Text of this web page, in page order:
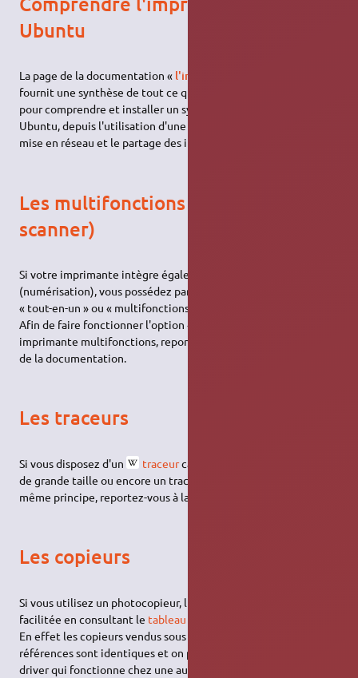
Ubuntu
La page de la documentation « l'impression sous Ubuntu
fournit une synthèse de tout ce qu'il est utile de connaître
pour comprendre et installer un système d'impression sous
Ubuntu, depuis l'utilisation d'une connexion directe jusqu'à la
mise en réseau et le partage des imprimantes.
Les multifonctions (imprimante &
scanner)
Si votre imprimante intègre également la fonction "scanner"
(numérisation), vous possédez par conséquent une imprimante
« tout-en-un » ou « multifonctions ».
Afin de faire fonctionner l'option «
imprimante multifonctions, reportez-vous à la page «
de la documentation.
Les traceurs
Si vous disposez d'un traceurcapable de gérer des feuilles
de grande taille ou encore un traceur de découpe basé sur le
même principe, reportez-vous à la page
Les copieurs
Si vous utilisez un photocopieur, l'installation peut être
facilitée en consultant le tableau des équivalences de Katun
En effet les copieurs vendus sous différentes marques et
références sont identiques et on peut donc souvent trouver un
driver qui fonctionne chez une autre marque : par exemple les